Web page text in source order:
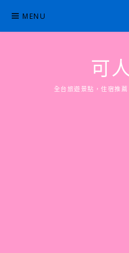
content
MENU
可
全台旅遊景點，住宿推